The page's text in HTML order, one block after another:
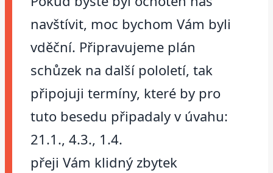
navštívit, moc bychom Vám byli
vděční. Připravujeme plán
schůzek na další pololetí, tak
připojuji termíny, které by pro
tuto besedu připadaly v úvahu:
21.1., 4.3., 1.4.
přeji Vám klidný zbytek